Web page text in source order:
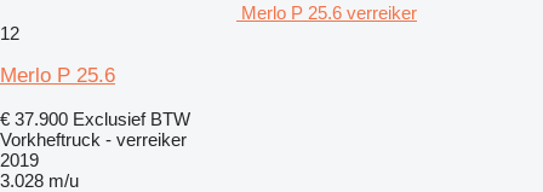
Merlo P 25.6 verreiker
12
Merlo P 25.6
€ 37.900 Exclusief BTW
Vorkheftruck - verreiker
2019
3.028 m/u